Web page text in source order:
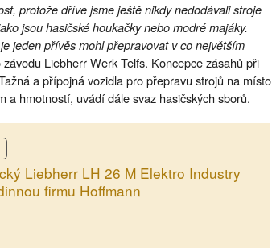
protože dříve jsme ještě nikdy nedodávali stroje
jsou hasičské houkačky nebo modré majáky.
jeden přívěs mohl přepravovat v co největším
Liebherr Werk Telfs. Koncepce zásahů při
a přípojná vozidla pro přepravu strojů na místo
a hmotností, uvádí dále svaz hasičských sborů.
Liebherr LH 26 M Elektro Industry
firmu Hoffmann